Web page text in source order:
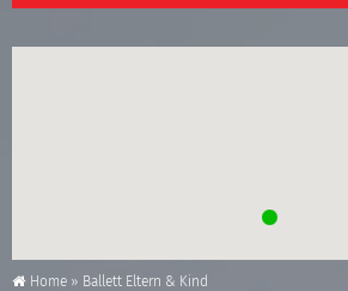
Home » Ballett Eltern & Kind